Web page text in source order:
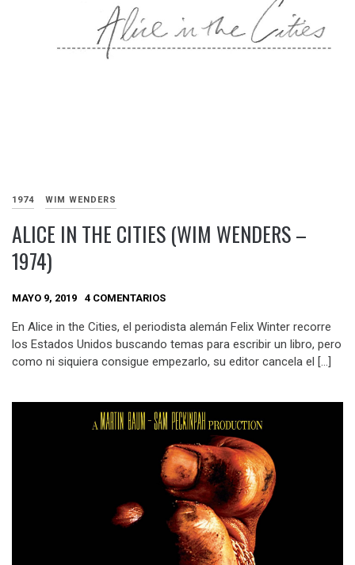
1974 WIM WENDERS
ALICE IN THE CITIES (WIM WENDERS –
1974)
MAYO 9, 2019 4 COMENTARIOS
En Alice in the Cities, el periodista alemán Felix Winter recorre
los Estados Unidos buscando temas para escribir un libro, pero
como ni siquiera consigue empezarlo, su editor cancela el […]